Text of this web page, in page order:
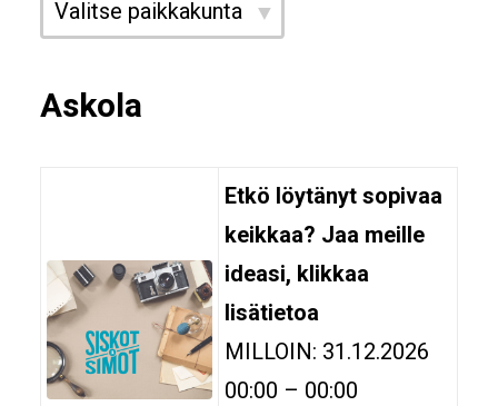
▼
Askola
Etkö löytänyt sopivaa
keikkaa? Jaa meille
ideasi, klikkaa
lisätietoa
MILLOIN: 31.12.2026
00:00 – 00:00